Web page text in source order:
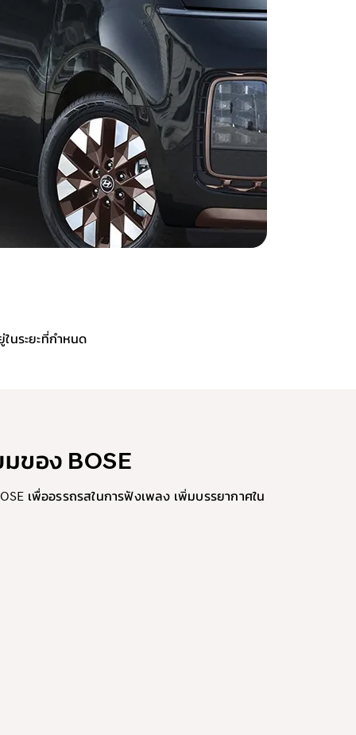
นระยะที่กำหนด
ของ BOSE
เพื่ออรรถรสในการฟังเพลง เพิ่มบรรยากาศใน